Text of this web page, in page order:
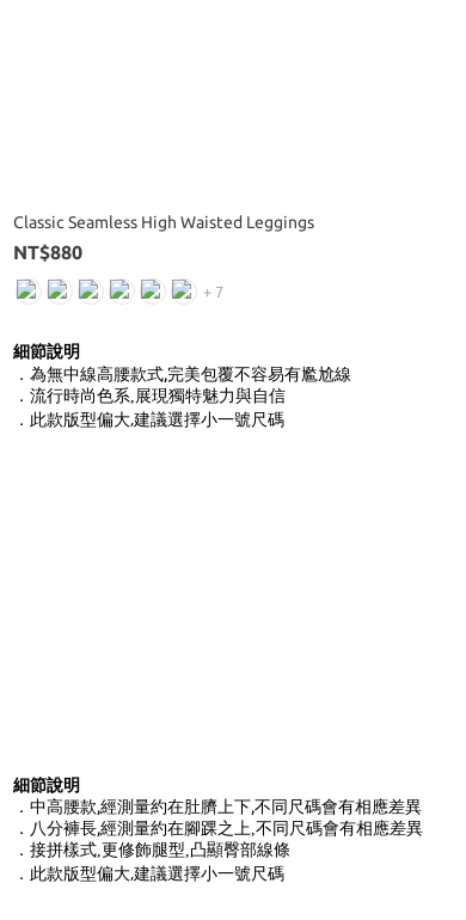
Classic Seamless High Waisted Leggings
NT$880
+ 7
細節說明
．為無中線高腰款式,完美包覆不容易有尷尬線
．流行時尚色系,展現獨特魅力與自信
． 此款版型偏大,建議選擇小一號尺碼
細節說明
．中高腰款,經測量約在肚臍上下,不同尺碼會有相應差異
．八分褲長,經測量約在腳踝之上 不同尺碼會有相應差異
．接拼樣式,更修飾腿型,凸顯臀部線條
． 此款版型偏大,建議選擇小一號尺碼